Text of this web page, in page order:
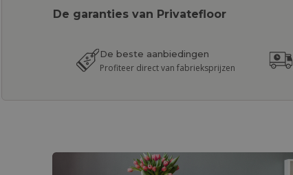
De garanties van Privatefloor
De beste aanbiedingen
Profiteer direct van fabrieksprijzen